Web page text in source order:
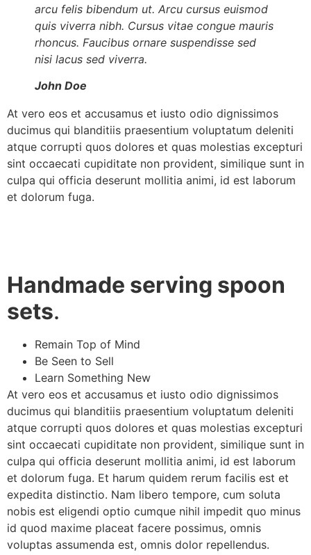
arcu felis bibendum ut. Arcu cursus euismod
quis viverra nibh. Cursus vitae congue mauris
rhoncus. Faucibus ornare suspendisse sed
nisi lacus sed viverra.
John Doe
At vero eos et accusamus et iusto odio dignissimos
ducimus qui blanditiis praesentium voluptatum deleniti
atque corrupti quos dolores et quas molestias excepturi
sint occaecati cupiditate non provident, similique sunt in
culpa qui officia deserunt mollitia animi, id est laborum
et dolorum fuga.
Handmade serving spoon
sets.
Remain Top of Mind
Be Seen to Sell
Learn Something New
At vero eos et accusamus et iusto odio dignissimos
ducimus qui blanditiis praesentium voluptatum deleniti
atque corrupti quos dolores et quas molestias excepturi
sint occaecati cupiditate non provident, similique sunt in
culpa qui officia deserunt mollitia animi, id est laborum
et dolorum fuga. Et harum quidem rerum facilis est et
expedita distinctio. Nam libero tempore, cum soluta
nobis est eligendi optio cumque nihil impedit quo minus
id quod maxime placeat facere possimus, omnis
voluptas assumenda est, omnis dolor repellendus.